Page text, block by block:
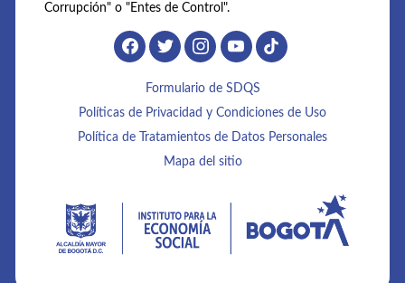
Corrupción" o "Entes de Control".
Formulario de SDQS
Políticas de Privacidad y Condiciones de Uso
Política de Tratamientos de Datos Personales
Mapa del sitio